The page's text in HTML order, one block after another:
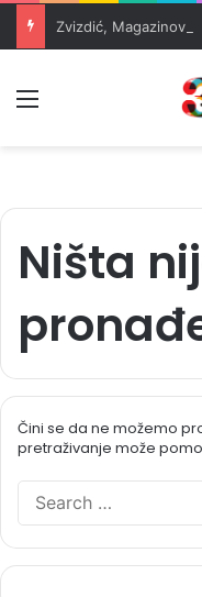
Ništa
Čini se da ne možemo
pretraživanje može